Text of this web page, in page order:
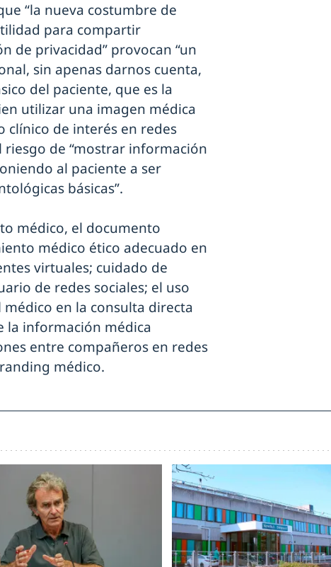
“la nueva costumbre de
para compartir
de privacidad” provocan “un
sin apenas darnos cuenta,
del paciente, que es la
utilizar una imagen médica
clínico de interés en redes
riesgo de “mostrar información
al paciente a ser
básicas”.
médico, el documento
médico ético adecuado en
virtuales; cuidado de
de redes sociales; el uso
en la consulta directa
la información médica
entre compañeros en redes
médico.